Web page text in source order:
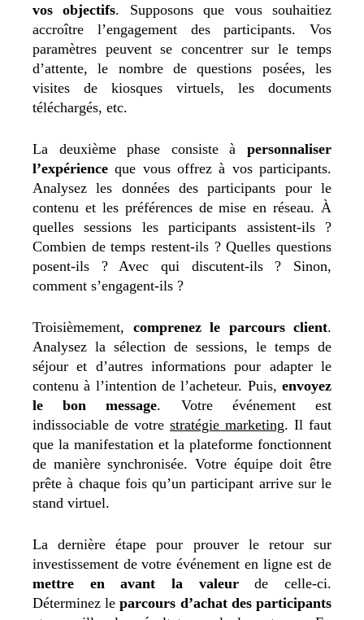
vos objectifs. Supposons que vous souhaitiez
accroître l’engagement des participants. Vos
paramètres peuvent se concentrer sur le temps
d’attente, le nombre de questions posées, les
visites de kiosques virtuels, les documents
téléchargés, etc.
La deuxième phase consiste à personnaliser
l’expérience que vous offrez à vos participants.
Analysez les données des participants pour le
contenu et les préférences de mise en réseau. À
quelles sessions les participants assistent-ils ?
Combien de temps restent-ils ? Quelles questions
posent-ils ? Avec qui discutent-ils ? Sinon,
comment s’engagent-ils ?
Troisièmement, comprenez le parcours client.
Analysez la sélection de sessions, le temps de
séjour et d’autres informations pour adapter le
contenu à l’intention de l’acheteur. Puis, envoyez
le bon message. Votre événement est
indissociable de votre stratégie marketing. Il faut
que la manifestation et la plateforme fonctionnent
de manière synchronisée. Votre équipe doit être
prête à chaque fois qu’un participant arrive sur le
stand virtuel.
La dernière étape pour prouver le retour sur
investissement de votre événement en ligne est de
mettre en avant la valeurde celle-ci.
Déterminez leparcours d’achat des participants